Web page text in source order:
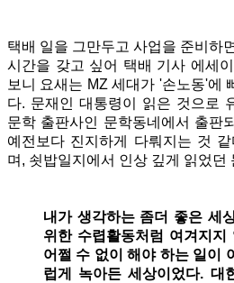
택배 일을 그만두고 사업을 준비하
시간을 갖고 싶어 택배 기사 에세
보니 요새는 MZ 세대가 '손노동'에
다. 문재인 대통령이 읽은 것으로
문학 출판사인 문학동네에서 출판
예전보다 진지하게 다뤄지는 것
며, 쇳밥일지에서 인상 깊게 읽었던
내가 생각하는 좀더 좋은 세
위한 수렵활동처럼 여겨지지
어쩔 수 없이 해야 하는 일이
럽게 녹아든 세상이었다. 대